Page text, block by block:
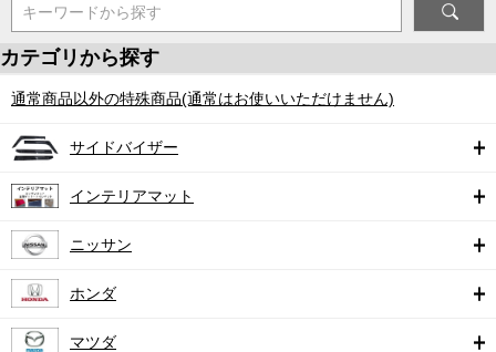
キーワードから探す
カテゴリから探す
通常商品以外の特殊商品(通常はお使いいただけません)
サイドバイザー
インテリアマット
ニッサン
ホンダ
マツダ